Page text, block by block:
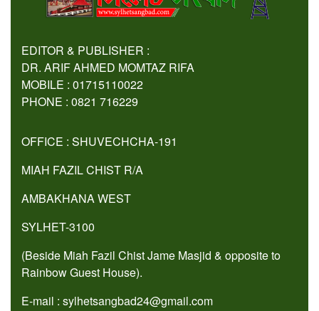
EDITOR & PUBLISHER :
DR. ARIF AHMED MOMTAZ RIFA
MOBILE : 01715110022
PHONE : 0821 716229
OFFICE : SHUVECHCHA-191
MIAH FAZIL CHIST R/A
AMBAKHANA WEST
SYLHET-3100
(Beside Miah Fazil Chist Jame Masjid & opposite to
Rainbow Guest House).
E-mail : sylhetsangbad24@gmail.com